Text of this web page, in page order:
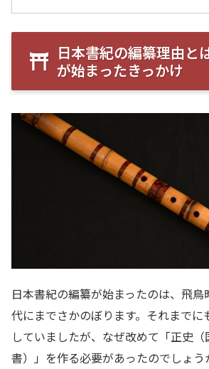
日本書紀の編纂理由と
が始まったきっかけ
日本書紀の編纂が始まったのは、飛
代にまでさかのぼります。それまでに
していましたが、なぜ改めて「正史
書）」を作る必要があったのでしょ